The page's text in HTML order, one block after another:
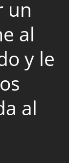
un
al
y le
al